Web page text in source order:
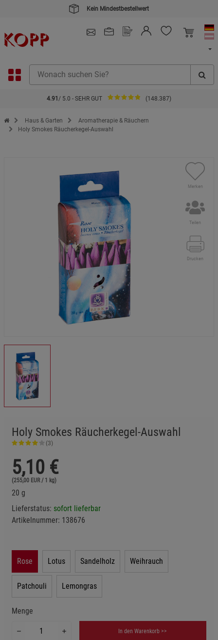
Kein Mindestbestellwert
4.91 / 5.0 - SEHR GUT (148.387)
Zur Startseite des Kopp Verlag Online-Shop
Haus & Garten
Aromatherapie & Räuchern
Holy Smokes Räucherkegel-Auswahl
Merken
Teilen
Drucken
Holy Smokes Räucherkegel-Auswahl
(3)
5,10 €
(255,00 EUR / 1 kg)
20 g
Lieferstatus: sofort lieferbar
Artikelnummer: 138676
Rose Lotus Sandelholz Weihrauch
Patchouli Lemongras
Menge
In den Warenkorb >>